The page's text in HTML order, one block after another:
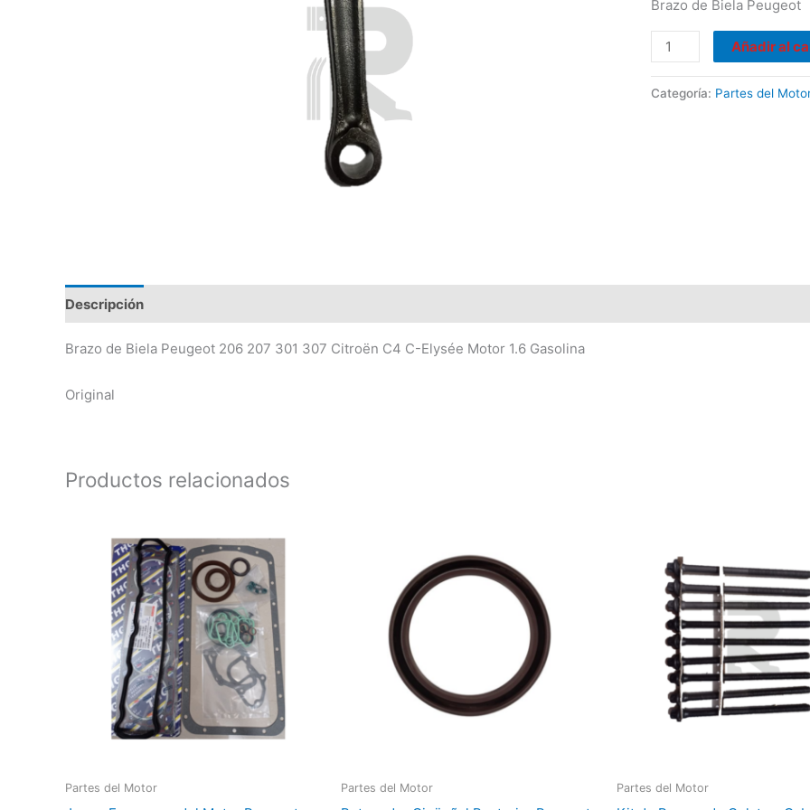
Brazo de Biela Peugeot
C4
C-
Elysée
Motor
Añadir al
Categoría: Partes del
Descripción
Brazo de Biela Peugeot 206 207 301 307 Citroën C4 C-Elysée Motor 1.6 Gasolina
Original
Productos relacionados
Partes del Motor Partes del Motor Partes del Motor